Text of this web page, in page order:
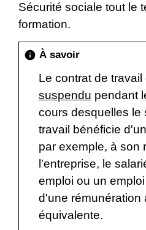
Sécurité sociale tout le
formation.
info À savoir
Le contrat de
suspendu pendant
cours desquelles le
travail bénéficie
par exemple, à son
l'entreprise, le
emploi ou un
d'une rémunération
équivalente.